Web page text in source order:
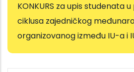
KONKURS za upis studenata
ciklusa zajedničkog
organizovanog između IU-a i